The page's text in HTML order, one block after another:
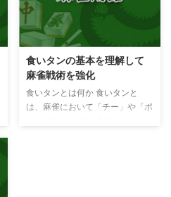
（レ）、３：エーマン（ミ）、
４：エフマン（ファ）、５：ゲー
マン（ソ）、など。もともと麻雀
用語ではなく、音楽業界でギャラ
の話をする際にお客さんに気づか
れないようにお金の話をするため
の隠語として広まった言葉です。
麻雀でのチェーマンの使用 麻雀
食いタンの基本を理解して
麻雀戦術を強化
食いタンとは何か 食いタンと
は、麻雀において「チー」や「ポ